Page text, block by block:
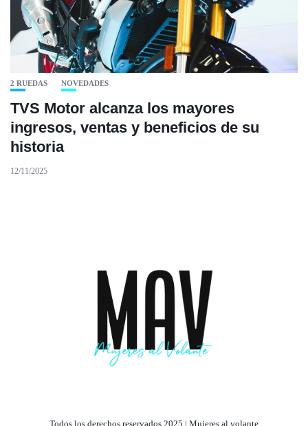
2 RUEDAS NOVEDADES
TVS Motor alcanza los mayores
ingresos, ventas y beneficios de su
historia
12/11/2025
Todos los derechos reservados 2025 | Mujeres al volante